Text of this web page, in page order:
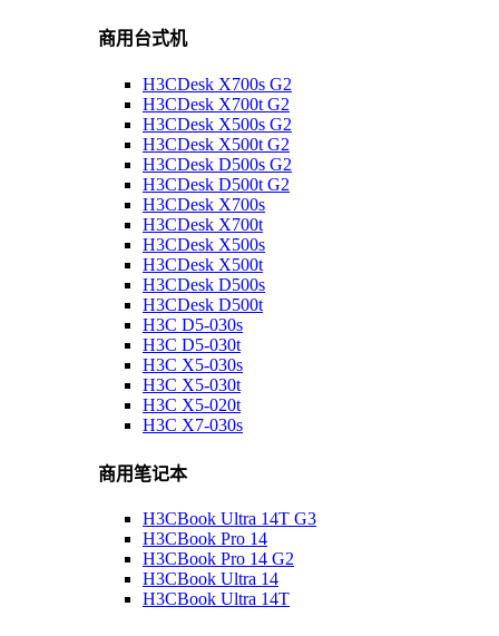
商用台式机
H3CDesk X700s G2
H3CDesk X700t G2
H3CDesk X500s G2
H3CDesk X500t G2
H3CDesk D500s G2
H3CDesk D500t G2
H3CDesk X700s
H3CDesk X700t
H3CDesk X500s
H3CDesk X500t
H3CDesk D500s
H3CDesk D500t
H3C D5-030s
H3C D5-030t
H3C X5-030s
H3C X5-030t
H3C X5-020t
H3C X7-030s
商用笔记本
H3CBook Ultra 14T G3
H3CBook Pro 14
H3CBook Pro 14 G2
H3CBook Ultra 14
H3CBook Ultra 14T